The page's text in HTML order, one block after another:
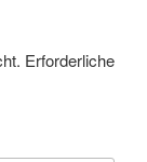
Erforderliche